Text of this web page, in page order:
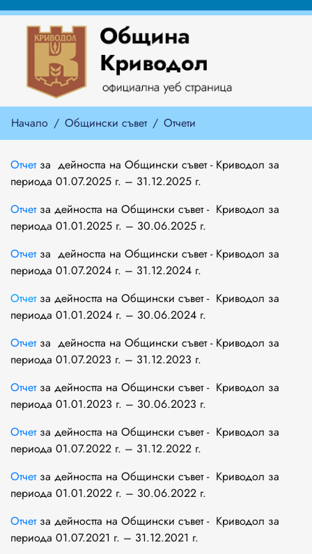
Начало Общински съвет Отчети
Отчетза дейността на Общински съвет - Криводол за
периода 01.07.2025 г. – 31.12.2025 г.
Отчетза дейността на Общински съвет - Криводол за
периода 01.01.2025 г. – 30.06.2025 г.
Отчет за дейността на Общински съвет - Криводол за
периода 01.07.2024 г. – 31.12.2024 г.
Отчет за дейността на Общински съвет - Криводол за
периода 01.01.2024 г. – 30.06.2024 г.
Отчетза дейността на Общински съвет - Криводол за
периода 01.07.2023 г. – 31.12.2023 г.
Отчетза дейността на Общински съвет - Криводол за
периода 01.01.2023 г. – 30.06.2023 г.
Отчетза дейността на Общински съвет - Криводол за
периода 01.07.2022 г. – 31.12.2022 г.
Отчетза дейността на Общински съвет - Криводол за
периода 01.01.2022 г. – 30.06.2022 г.
Отчетза дейността на Общински съвет - Криводол за
периода 01.07.2021 г. – 31.12.2021 г.